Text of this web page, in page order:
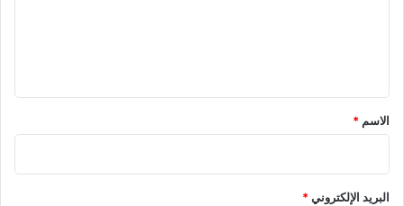
*
الاسم *
البريد الإلكتروني*